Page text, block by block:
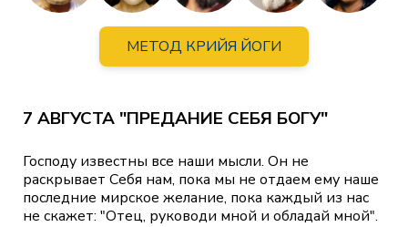
МЕТОД КРИЙЯ ЙОГИ
7 АВГУСТА "ПРЕДАНИЕ СЕБЯ БОГУ"
Господу известны все наши мысли. Он не
раскрывает Себя нам, пока мы не отдаем ему наше
последние мирское желание, пока каждый из нас
не скажет: "Отец, руководи мной и обладай мной".